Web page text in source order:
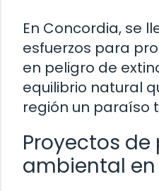
En Concordia, se
esfuerzos para
en peligro de
equilibrio natural
región un paraíso
Proyectos
ambiental